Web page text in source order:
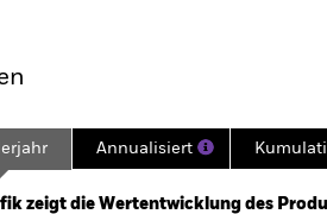
01 00:00:00 to 2026-07-31 00:00:00.
Annualisiert
zeigt die Wertentwicklung des